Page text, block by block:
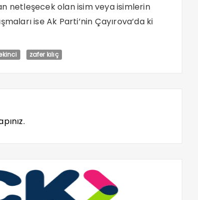
netleşecek olan isim veya isimlerin
ise Ak Parti’nin Çayırova’da ki
zafer kılıç